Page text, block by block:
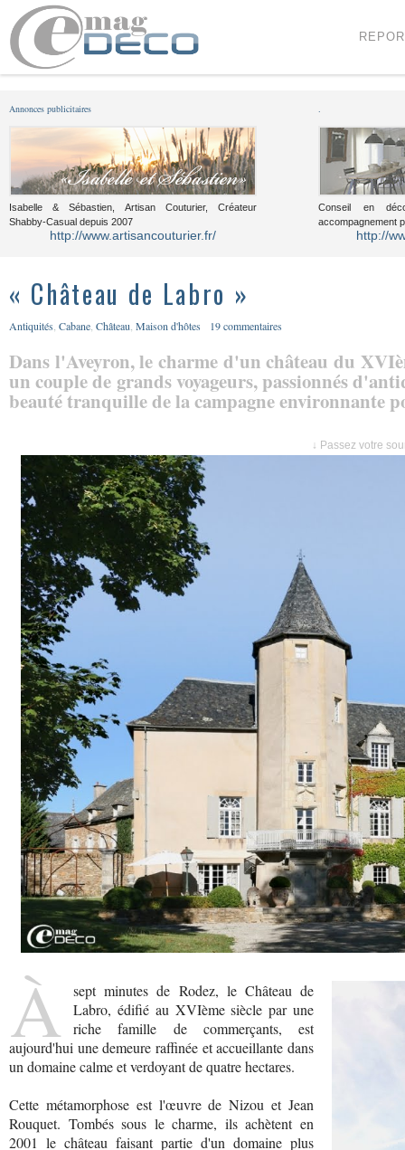
Annonces publicitaires
Isabelle & Sébastien, Artisan Couturier, Créateur
Shabby-Casual depuis 2007
http://www.artisancouturier.fr/
Conseil en
accompagnement
http://
« Château de Labro »
Antiquités Cabane Château Maison d'hôtes 19 commentaires
Dans l'Aveyron, le charme d'un château du
un couple de grands voyageurs, passionnés
beauté tranquille de la campagne environnante
↓ Passez votre
À
sept minutes de Rodez, le Château de
Labro, édifié au XVIème siècle par une
riche famille de commerçants, est
aujourd'hui une demeure raffinée et accueillante dans
un domaine calme et verdoyant de quatre hectares.
Cette métamorphose est l'œuvre de Nizou et Jean
Rouquet. Tombés sous le charme, ils achètent en
2001 le château faisant partie d'un domaine plus